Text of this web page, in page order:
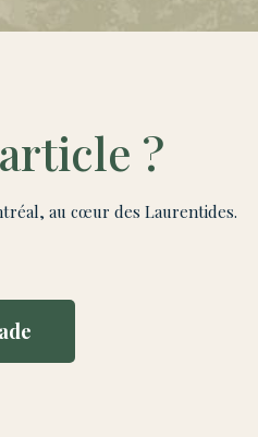
?
au cœur des Laurentides.